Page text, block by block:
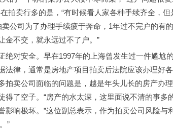
拍卖行多的是，“有时候看人家各种手续齐全，
公司为了办理手续疲于奔命，1年过不完户的有
金不交，就永远过不了户。”
绝对安全。早在1997年的上海曾发生过一件尴尬
法律，通常是房地产项目拍卖后法院应该办理好
拍卖公司面临的问题是，越是年头儿长的房产办
了空子。“房产的水太深，这里面说不清的事多
响极坏。”这位副总表示，作为拍卖公司风险与
”